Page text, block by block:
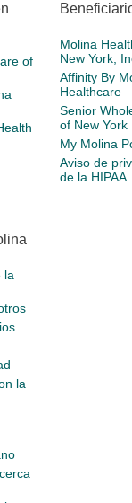
of
Molina
New York,
Affinity By
Healthcare
Senior
of New York
My Molina
Aviso de
de la HIPAA
la
la